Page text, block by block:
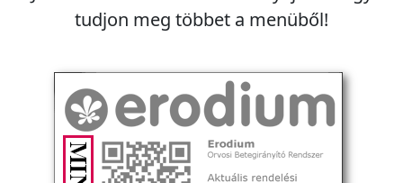
tudjon meg többet a menüből!